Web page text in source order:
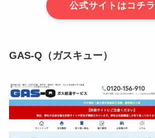
公式サイトはコチラ
GAS-Q（ガスキュー）